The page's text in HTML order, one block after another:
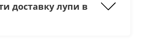
доставку лупи в